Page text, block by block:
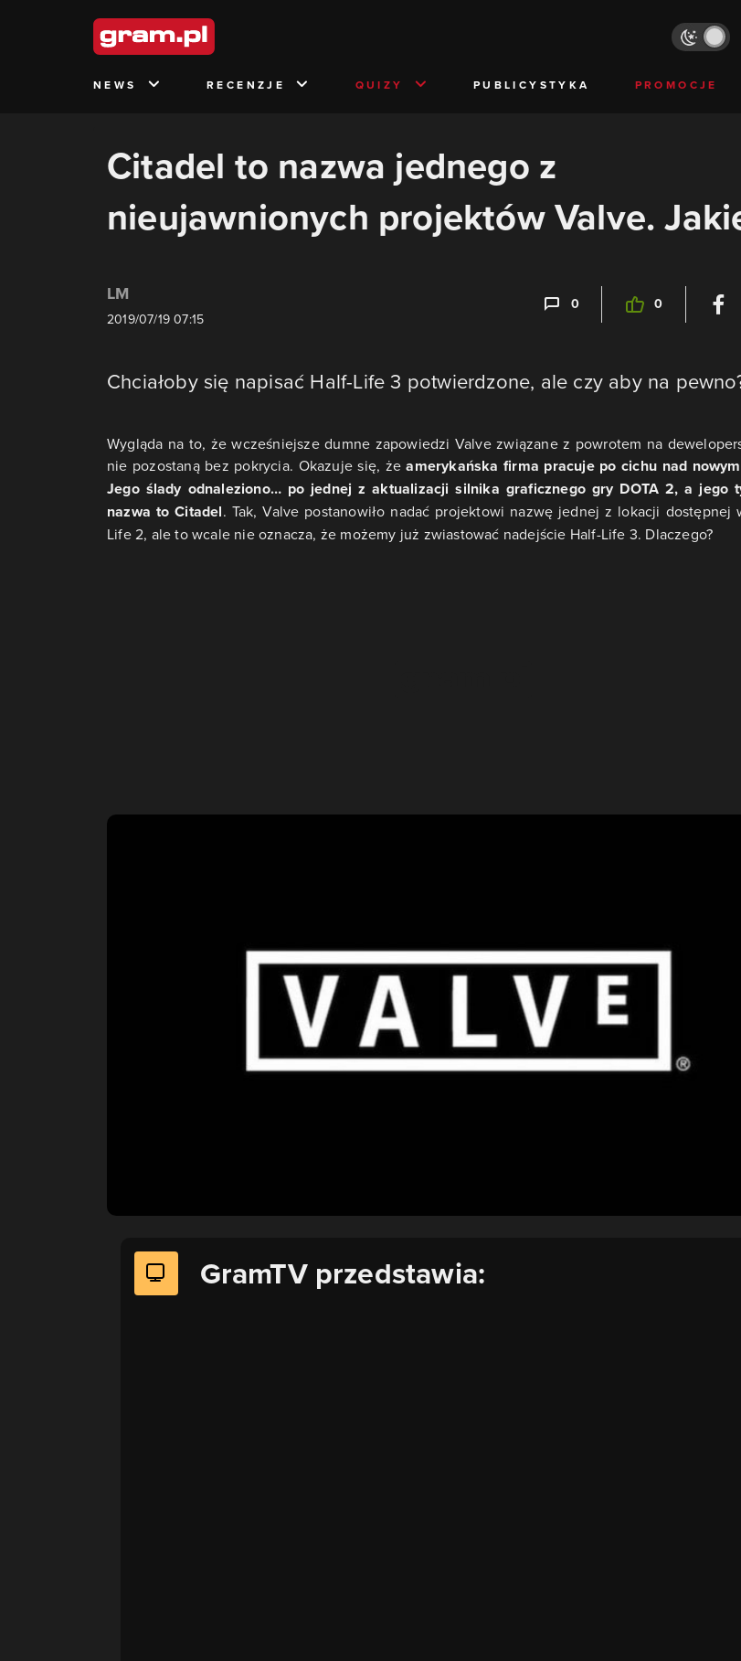
NEWS RECENZJE QUIZY PUBLICYSTYKA PROMOCJE
Citadel to nazwa jednego z
nieujawnionych projektów Valve.
LM
2019/07/19 07:15
0 0
Chciałoby się napisać Half-Life 3 potwierdzone, ale czy aby na
Wygląda na to, że wcześniejsze dumne zapowiedzi Valve związane z powrotem na
nie pozostaną bez pokrycia. Okazuje się, żeamerykańska firma pracuje po cichu nad
Jego ślady odnaleziono… po jednej z aktualizacji silnika graficznego gry DOTA 2, a jego
nazwa to Citadel. Tak, Valve postanowiło nadać projektowi nazwę jednej z lokacji dostępnej
Life 2, ale to wcale nie oznacza, że możemy już zwiastować nadejście Half-Life 3. Dlaczego?
GramTV przedstawia: